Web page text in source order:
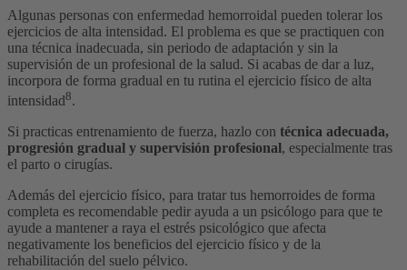
Algunas personas con enfermedad hemorroidal pueden tolerar los
ejercicios de alta intensidad. El problema es que se practiquen con
una técnica inadecuada, sin periodo de adaptación y sin la
supervisión de un profesional de la salud. Si acabas de dar a luz,
incorpora de forma gradual en tu rutina el ejercicio físico de alta
intensidad8.
Si practicas entrenamiento de fuerza, hazlo con técnica adecuada,
progresión gradual y supervisión profesional, especialmente tras
el parto o cirugías.
Además del ejercicio físico, para tratar tus hemorroides de forma
completa es recomendable pedir ayuda a un psicólogo para que te
ayude a mantener a raya el estrés psicológico que afecta
negativamente los beneficios del ejercicio físico y de la
rehabilitación del suelo pélvico.